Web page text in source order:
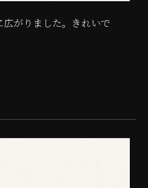
がりました。きれいで